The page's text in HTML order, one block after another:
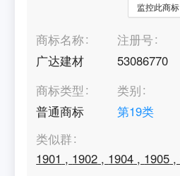
监控此商标
商标名称
广达建材
注册号
53086770
商标类型
普通商标
类别
第19类
类似群
1901 , 1902 , 1904 , 1905 ,